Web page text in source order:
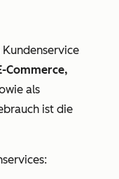
Commerce,
als
ist die